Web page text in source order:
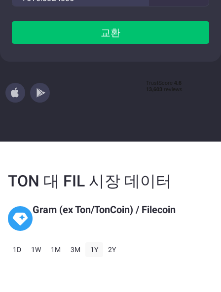
교환
TON 대 FIL 시장 데이터
Gram (ex Ton/TonCoin) / Filecoin
1D 1W 1M 3M 1Y 2Y